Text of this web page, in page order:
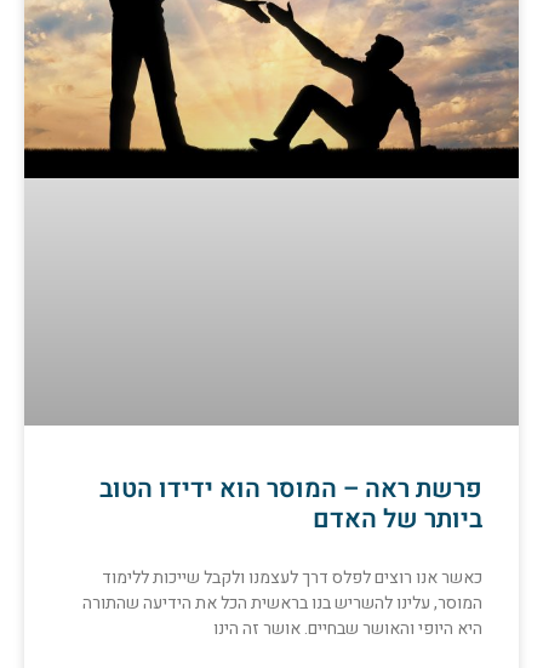
פרשת ראה – המוסר הוא ידידו הטוב
ביותר של האדם
כאשר אנו רוצים לפלס דרך לעצמנו ולקבל שייכות ללימוד
המוסר, עלינו להשריש בנו בראשית הכל את הידיעה שהתורה
היא היופי והאושר שבחיים. אושר זה הינו